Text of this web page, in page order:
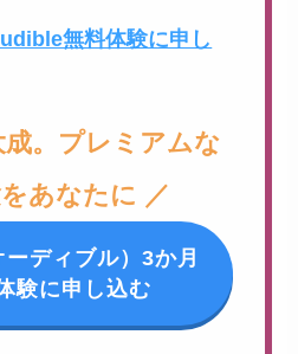
無料体験に申し
成。プレミアムな
あなたに ／
ディブル）3か月
験に申し込む